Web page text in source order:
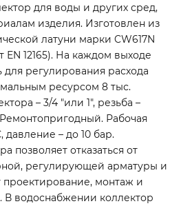
для воды и других сред,
изделия. Изготовлен из
латуни марки CW617N
ЕN 12165). На каждом выходе
регулирования расхода
ресурсом 8 тыс.
– 3/4 "или 1", резьба –
Рабочая
давление – до 10 бар.
позволяет отказаться от
регулирующей арматуры и
проектирование, монтаж и
В водоснабжении коллектор